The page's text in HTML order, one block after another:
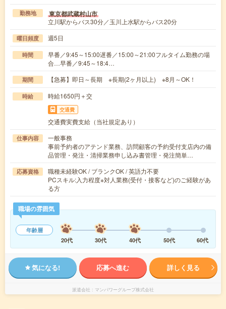
勤務地 東京都武蔵村山市
立川駅からバス30分／玉川上水駅からバス20分
曜日頻度 週5日
時間
早番／9:45～15:00遅番／15:00～21:00フルタイム勤務の場
合…早番／9:45～18:4…
期間 【急募】即日～長期 ※長期(2ヶ月以上) ※8月～OK！
時給 時給1650円＋交
交通費
交通費実費支給（当社規定あり）
仕事内容
一般事務
事前予約者のアテンド業務、訪問顧客の予約受付支店内の備
品管理・発注・清掃業務申し込み書管理・発注簡単…
応募資格
職種未経験OK / ブランクOK / 英語力不要
PCスキル:入力程度※対人業務(受付・接客など)のご経験があ
る方
職場の雰囲気
年齢層
20代
30代 40代 50代 60代
気になる! 応募へ進む 詳しく見る
派遣会社 マンパワーグループ株式会社